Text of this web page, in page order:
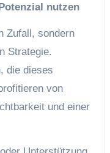
nutzen
Zufall, sondern
Strategie.
die dieses
von
und einer